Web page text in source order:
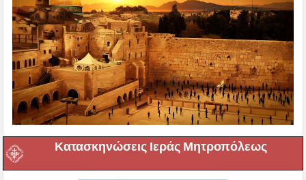
Κατασκηνώσεις Ιεράς Μητροπόλεως